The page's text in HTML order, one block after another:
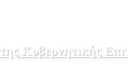
Κυβερνητικής